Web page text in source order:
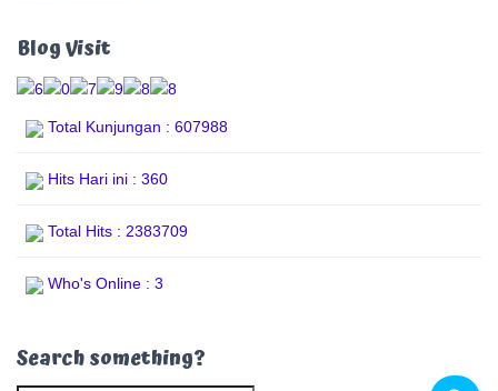
Blog Visit
Total Kunjungan : 607988
Hits Hari ini : 360
Total Hits : 2383709
Who's Online : 3
Search something?